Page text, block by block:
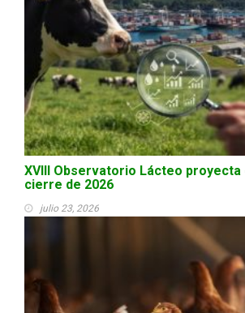
XVIII Observatorio Lácteo proyecta
cierre de 2026
julio 23, 2026